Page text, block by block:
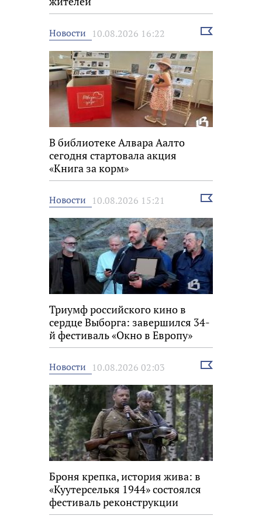
Новости 10.08.2026 16:22
Выбрать
В библиотеке Алвара Аалто
сегодня стартовала акция
«Книга за корм»
Новости 10.08.2026 15:21
Выбрать
Триумф российского кино в
сердце Выборга: завершился 34-
й фестиваль «Окно в Европу»
Новости 10.08.2026 02:03
Выбрать
Броня крепка, история жива: в
«Куутерселькя 1944» состоялся
фестиваль реконструкции